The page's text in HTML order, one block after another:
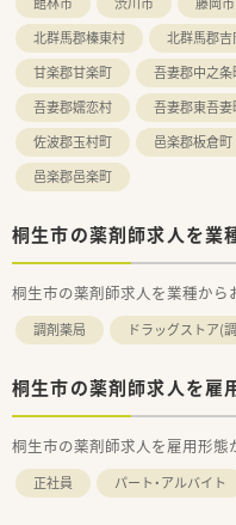
北群馬郡榛東村
北群馬郡吉
甘楽郡甘楽町
吾妻郡中之条
吾妻郡嬬恋村
吾妻郡東吾妻
佐波郡玉村町
邑楽郡板倉町
邑楽郡邑楽町
桐生市の薬剤師求人を業
桐生市の薬剤師求人を業種から
調剤薬局 ドラッグストア(
桐生市の薬剤師求人を雇
桐生市の薬剤師求人を雇用形態
正社員 パート・アルバイト